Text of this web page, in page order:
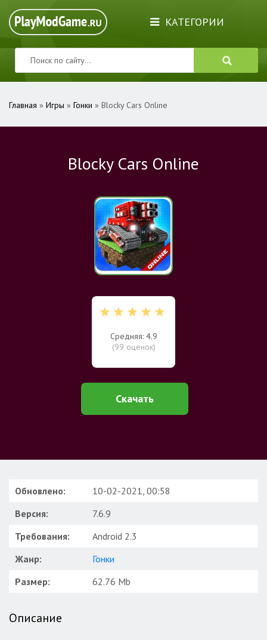
КАТЕГОРИИ
Главная » Игры » Гонки » Blocky Cars Online
Blocky Cars Online
Средняя: 4.9
(99 оценок)
Скачать
Обновлено:
10-02-2021, 00:58
Версия:
7.6.9
Требования:
Android 2.3
Жанр:
Гонки
Размер:
62.76 Mb
Описание